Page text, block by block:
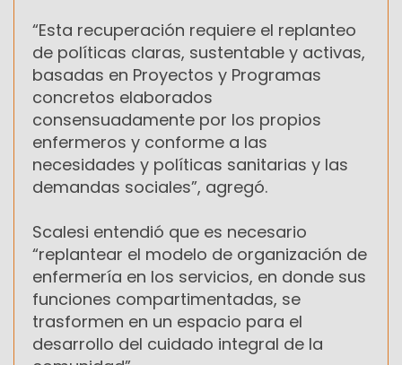
“Esta recuperación requiere el replanteo
de políticas claras, sustentable y activas,
basadas en Proyectos y Programas
concretos elaborados
consensuadamente por los propios
enfermeros y conforme a las
necesidades y políticas sanitarias y las
demandas sociales”, agregó.
Scalesi entendió que es necesario
“replantear el modelo de organización de
enfermería en los servicios, en donde sus
funciones compartimentadas, se
trasformen en un espacio para el
desarrollo del cuidado integral de la